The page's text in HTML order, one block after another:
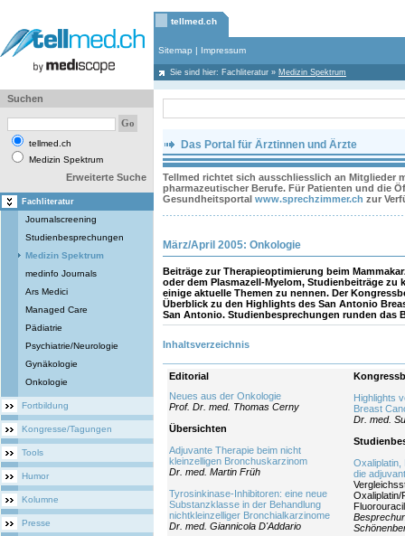
tellmed.ch
Sitemap | Impressum
Sie sind hier: Fachliteratur » Medizin Spektrum
Suchen
tellmed.ch
Medizin Spektrum
Erweiterte Suche
Fachliteratur
Journalscreening
Studienbesprechungen
Medizin Spektrum
medinfo Journals
Ars Medici
Managed Care
Pädiatrie
Psychiatrie/Neurologie
Gynäkologie
Onkologie
Fortbildung
Kongresse/Tagungen
Tools
Humor
Kolumne
Presse
Das Portal für Ärztinnen und Ärzte
Tellmed richtet sich ausschliesslich an Mitglieder
pharmazeutischer Berufe. Für Patienten und die
Gesundheitsportal www.sprechzimmer.ch zur
März/April 2005: Onkologie
Beiträge zur Therapieoptimierung beim
oder dem Plasmazell-Myelom, Studienbeiträge zu
einige aktuelle Themen zu nennen. Der
Überblick zu den Highlights des San Antonio
San Antonio. Studienbesprechungen runden das
Inhaltsverzeichnis
Editorial
Neues aus der Onkologie
Prof. Dr. med. Thomas Cerny
Übersichten
Adjuvante Therapie beim nicht
kleinzelligen Bronchuskarzinom
Dr. med. Martin Früh
Tyrosinkinase-Inhibitoren: eine neue
Substanzklasse in der Behandlung
nichtkleinzelliger Bronchialkarzinome
Dr. med. Giannicola D'Addario
Highlights
Breast
Dr. med.
Oxaliplatin,
die
Oxaliplatin/